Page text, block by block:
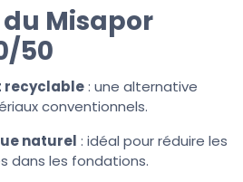
Misapor
50
recyclable: une alternative
conventionnels.
naturel : idéal pour réduire les
dans les fondations.